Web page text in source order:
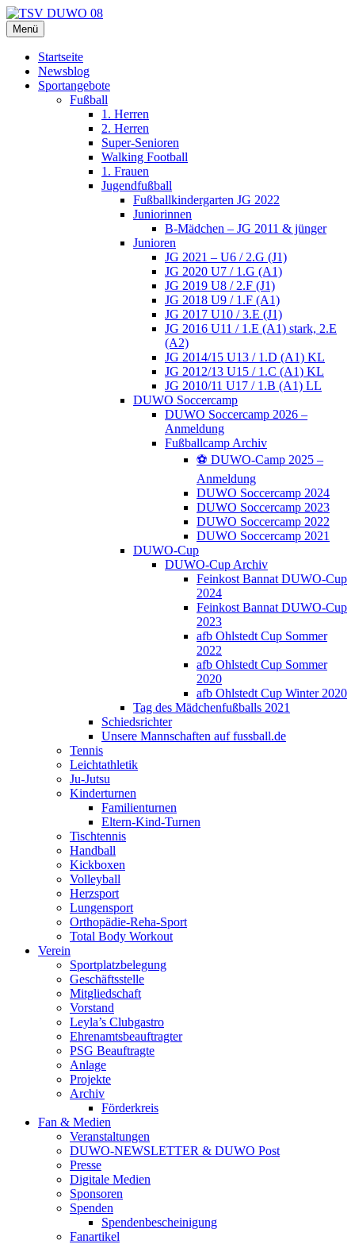
Zum
Inhalt
springen
TSV DUWO 08
Hamburg Sportverein Ohlstedt
Menü
Startseite
Newsblog
Sportangebote
Fußball
1. Herren
2. Herren
Super-Senioren
Walking Football
1. Frauen
Jugendfußball
Fußballkindergarten JG 2022
Juniorinnen
B-Mädchen – JG 2011 & jünger
Junioren
JG 2021 – U6 / 2.G (J1)
JG 2020 U7 / 1.G (A1)
JG 2019 U8 / 2.F (J1)
JG 2018 U9 / 1.F (A1)
JG 2017 U10 / 3.E (J1)
JG 2016 U11 / 1.E (A1) stark, 2.E
(A2)
JG 2014/15 U13 / 1.D (A1) KL
JG 2012/13 U15 / 1.C (A1) KL
JG 2010/11 U17 / 1.B (A1) LL
DUWO Soccercamp
DUWO Soccercamp 2026 –
Anmeldung
Fußballcamp Archiv
⚽️ DUWO-Camp 2025 –
Anmeldung
DUWO Soccercamp 2024
DUWO Soccercamp 2023
DUWO Soccercamp 2022
DUWO Soccercamp 2021
DUWO-Cup
DUWO-Cup Archiv
Feinkost Bannat DUWO-Cup
2024
Feinkost Bannat DUWO-Cup
2023
afb Ohlstedt Cup Sommer
2022
afb Ohlstedt Cup Sommer
2020
afb Ohlstedt Cup Winter 2020
Tag des Mädchenfußballs 2021
Schiedsrichter
Unsere Mannschaften auf fussball.de
Tennis
Leichtathletik
Ju-Jutsu
Kinderturnen
Familienturnen
Eltern-Kind-Turnen
Tischtennis
Handball
Kickboxen
Volleyball
Herzsport
Lungensport
Orthopädie-Reha-Sport
Total Body Workout
Verein
Sportplatzbelegung
Geschäftsstelle
Mitgliedschaft
Vorstand
Leyla’s Clubgastro
Ehrenamtsbeauftragter
PSG Beauftragte
Anlage
Projekte
Archiv
Förderkreis
Fan & Medien
Veranstaltungen
DUWO-NEWSLETTER & DUWO Post
Presse
Digitale Medien
Sponsoren
Spenden
Spendenbescheinigung
Fanartikel